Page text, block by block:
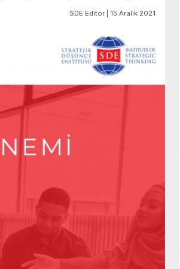
SDE Editör | 15 Aralık 2021